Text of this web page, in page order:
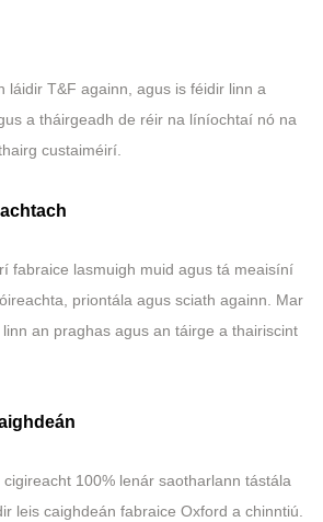
láidir T&F againn, agus is féidir linn a
a tháirgeadh de réir na líníochtaí nó na
custaiméirí.
fabraice lasmuigh muid agus tá meaisíní
priontála agus sciath againn. Mar
an praghas agus an táirge a thairiscint
cigireacht 100% lenár saotharlann tástála
leis caighdeán fabraice Oxford a chinntiú.